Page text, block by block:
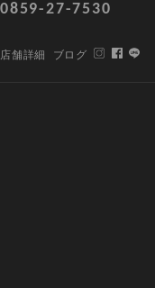
0859-27-7530
店舗詳細 ブログ